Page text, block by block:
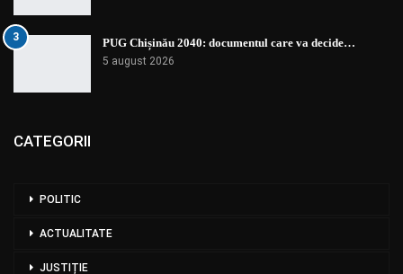
3 PUG Chișinău 2040: documentul care va decide…
5 august 2026
CATEGORII
POLITIC
ACTUALITATE
JUSTIȚIE